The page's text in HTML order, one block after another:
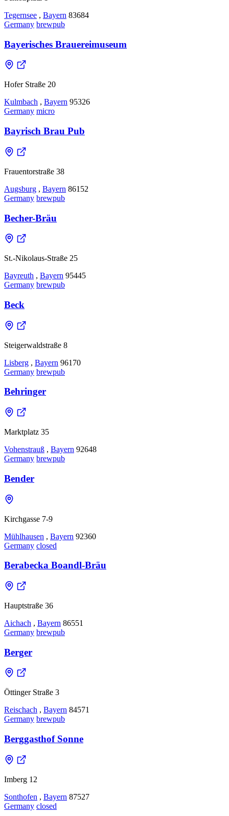
Tegernsee , Bayern 83684
Germany brewpub
Bayerisches Brauereimuseum
Hofer Straße 20
Kulmbach , Bayern 95326
Germany micro
Bayrisch Brau Pub
Frauentorstraße 38
Augsburg , Bayern 86152
Germany brewpub
Becher-Bräu
St.-Nikolaus-Straße 25
Bayreuth , Bayern 95445
Germany brewpub
Beck
Steigerwaldstraße 8
Lisberg , Bayern 96170
Germany brewpub
Behringer
Marktplatz 35
Vohenstrauß , Bayern 92648
Germany brewpub
Bender
Kirchgasse 7-9
Mühlhausen , Bayern 92360
Germany closed
Berabecka Boandl-Bräu
Hauptstraße 36
Aichach , Bayern 86551
Germany brewpub
Berger
Öttinger Straße 3
Reischach , Bayern 84571
Germany brewpub
Berggasthof Sonne
Imberg 12
Sonthofen , Bayern 87527
Germany closed